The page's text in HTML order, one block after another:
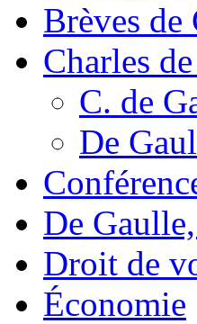
Brèves
Charles
C. de
De
De
Droit de
Économie